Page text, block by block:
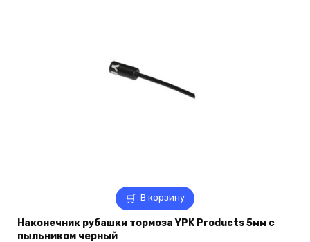
В корзину
Наконечник рубашки тормоза YPK Products 5мм с
пыльником черный